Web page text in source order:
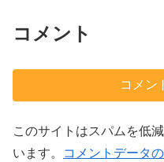
コメント
コメン
このサイトはスパムを低
います。
コメントデータ